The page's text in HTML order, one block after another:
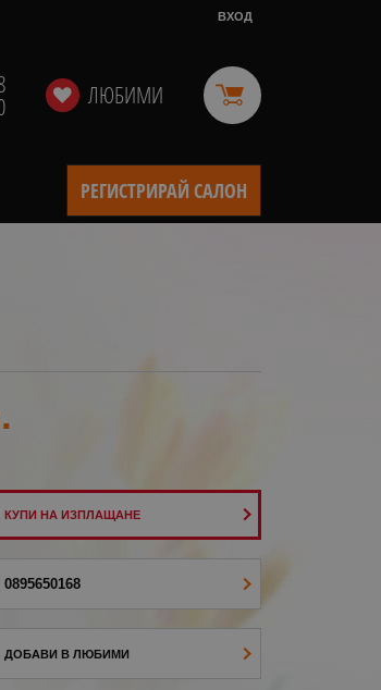
ВХОД
ЛЮБИМИ
РЕГИСТРИРАЙ САЛОН
КУПИ НА ИЗПЛАЩАНЕ
0895650168
ДОБАВИ В ЛЮБИМИ